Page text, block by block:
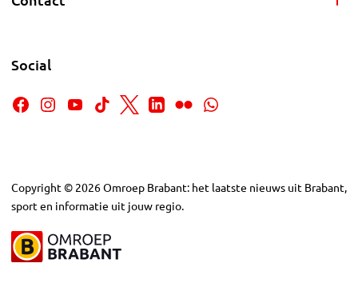
Social
Copyright © 2026Omroep Brabant: het laatste nieuws uit Brabant,
sport en informatie uit jouw regio.